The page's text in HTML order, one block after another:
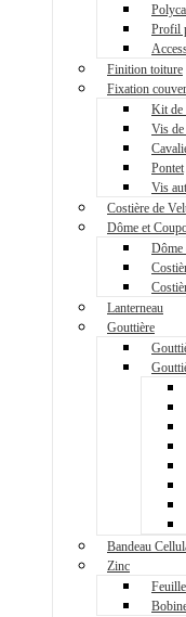
Profil
Finition toiture
Fixation
Kit de
Vis
Pontet
Vis
Costière de
Dôme et
Dôme
Lanterneau
Gouttière
Bandeau
Zinc